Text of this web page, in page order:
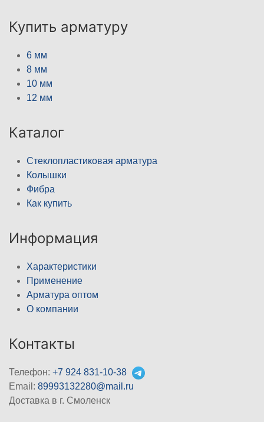
Купить арматуру
6 мм
8 мм
10 мм
12 мм
Каталог
Стеклопластиковая арматура
Колышки
Фибра
Как купить
Информация
Характеристики
Применение
Арматура оптом
О компании
Контакты
Телефон: +7 924 831-10-38
Email: 89993132280@mail.ru
Доставка в г. Смоленск